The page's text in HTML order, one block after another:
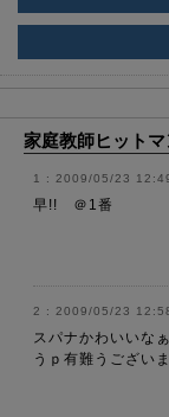
家庭教師ヒット
2009/05/23
早!! ＠1番
2009/05/23
スパナかわいいな
うｐ有難うござい